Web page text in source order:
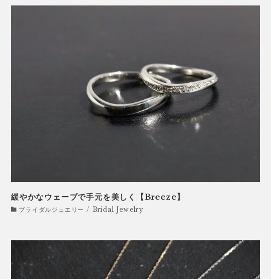
緩やかなウェーブで手元を美しく【Breeze】
ブライダルジュエリー / Bridal Jewelry